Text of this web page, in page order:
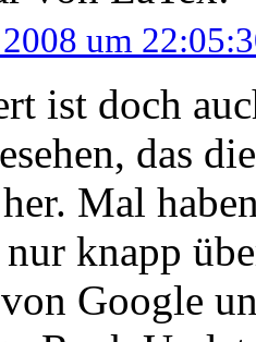
um
ist doch
das
Mal
knapp
Google